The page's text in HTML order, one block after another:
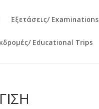
Εξετάσεις/ Examinations
Educational Trips